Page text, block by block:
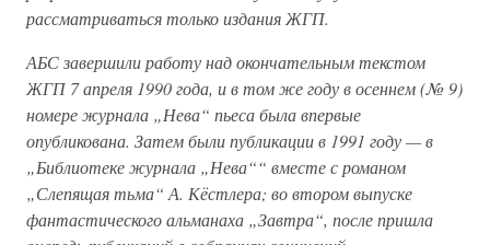
рассматриваться только издания ЖГП.
АБС завершили работу над окончательным текстом
ЖГП 7 апреля 1990 года, и в том же году в осеннем (№ 9)
номере журнала „Нева“ пьеса была впервые
опубликована. Затем были публикации в 1991 году — в
„Библиотеке журнала „Нева““ вместе с романом
„Слепящая тьма“ А. Кёстлера; во втором выпуске
фантастического альманаха „Завтра“, после пришла